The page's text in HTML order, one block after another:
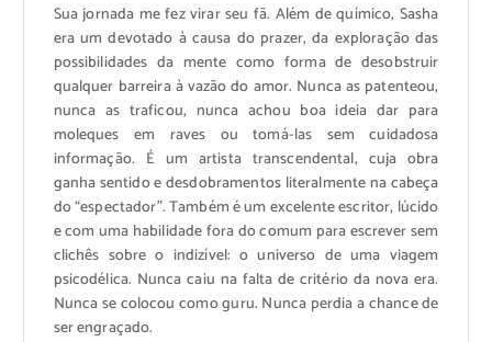
Sua jornada me fez virar seu fã. Além de químico, Sasha
era um devotado à causa do prazer, da exploração das
possibilidades da mente como forma de desobstruir
qualquer barreira à vazão do amor. Nunca as patenteou,
nunca as traficou, nunca achou boa ideia dar para
moleques em raves ou tomá-las sem cuidadosa
informação. É um artista transcendental, cuja obra
ganha sentido e desdobramentos literalmente na cabeça
do “espectador”. Também é um excelente escritor, lúcido
e com uma habilidade fora do comum para escrever sem
clichês sobre o indizível: o universo de uma viagem
psicodélica. Nunca caiu na falta de critério da nova era.
Nunca se colocou como guru. Nunca perdia a chance de
ser engraçado.